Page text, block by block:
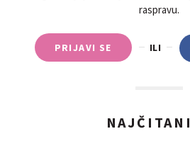
raspravu.
PRIJAVI SE ILI